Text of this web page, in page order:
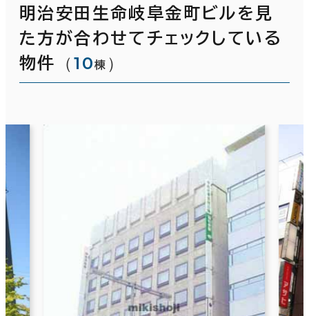
明治安田生命岐阜金町ビルを見
た方が合わせてチェックしている
物件
（10棟 ）